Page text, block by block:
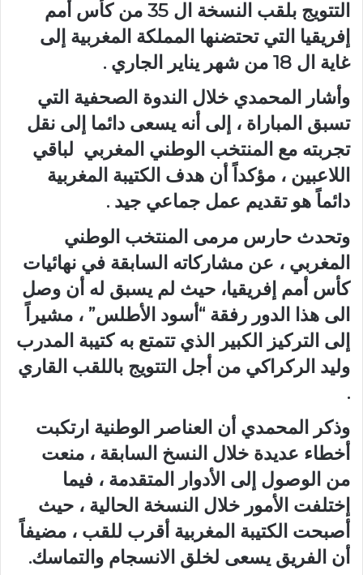
التتويج بلقب النسخة ال 35 من كأس أمم
إفريقيا التي تحتضنها المملكة المغربية إلى
غاية ال 18 من شهر يناير الجاري .
وأشار المحمدي خلال الندوة الصحفية التي
تسبق المباراة ، إلى أنه يسعى دائما إلى نقل
تجربته مع المنتخب الوطني المغربي لباقي
اللاعبين ، مؤكداً أن هدف الكتيبة المغربية
دائماً هو تقديم عمل جماعي جيد .
وتحدث حارس مرمى المنتخب الوطني
المغربي ، عن مشاركاته السابقة في نهائيات
كأس أمم إفريقيا، حيث لم يسبق له أن وصل
الى هذا الدور رفقة “أسود الأطلس” ، مشيراً
إلى التركيز الكبير الذي تتمتع به كتيبة المدرب
وليد الركراكي من أجل التتويج باللقب القاري
.
وذكر المحمدي أن العناصر الوطنية ارتكبت
أخطاء عديدة خلال النسخ السابقة ، منعت
من الوصول إلى الأدوار المتقدمة ، فيما
إختلفت الأمور خلال النسخة الحالية ، حيث
أصبحت الكتيبة المغربية أقرب للقب ، مضيفاً
أن الفريق يسعى لخلق الانسجام والتماسك.